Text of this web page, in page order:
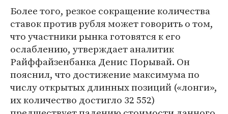
Более того, резкое сокращение количества
ставок против рубля может говорить о том,
что участники рынка готовятся к его
ослаблению, утверждает аналитик
Райффайзенбанка Денис Порывай. Он
пояснил, что достижение максимума по
числу открытых длинных позиций («лонги»,
их количество достигло 32 552)